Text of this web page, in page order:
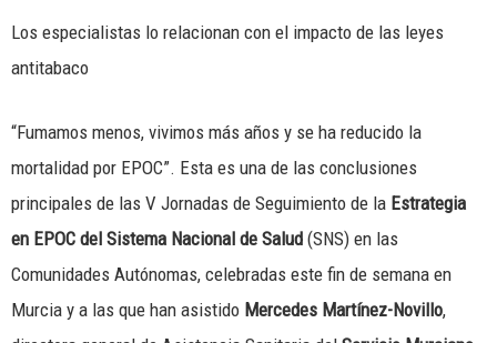
Los especialistas lo relacionan con el impacto de las leyes
antitabaco
“Fumamos menos, vivimos más años y se ha reducido la
mortalidad por EPOC”. Esta es una de las conclusiones
principales de las V Jornadas de Seguimiento de la Estrategia
en EPOC del Sistema Nacional de Salud (SNS) en las
Comunidades Autónomas, celebradas este fin de semana en
Murcia y a las que han asistido Mercedes Martínez-Novillo,